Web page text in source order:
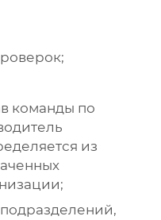
команды по
из